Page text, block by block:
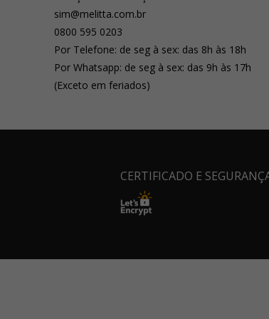
sim@melitta.com.br
0800 595 0203
Por Telefone: de seg à sex: das 8h às 18h
Por Whatsapp: de seg à sex: das 9h às 17h
(Exceto em feriados)
CERTIFICADO E